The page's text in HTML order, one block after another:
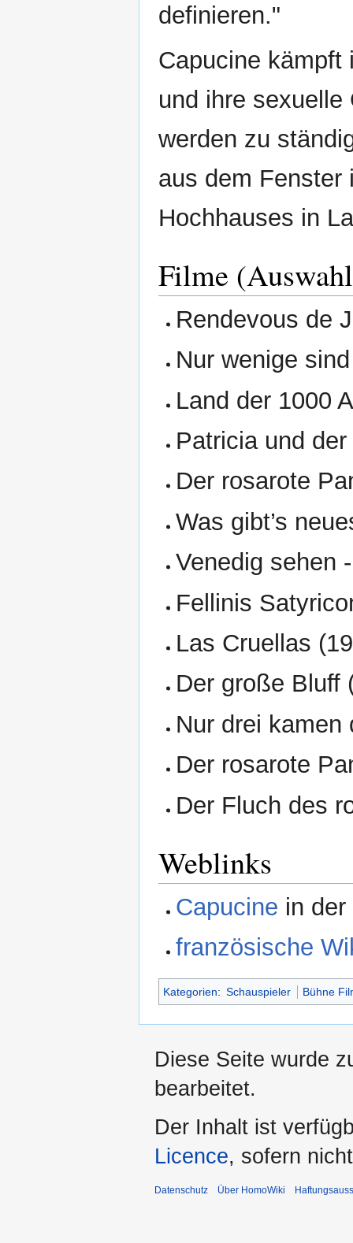
definieren."
Capucine kämpft
und ihre sexuelle
werden zu
aus dem Fenster
Hochhauses in
Filme
Rendevous de
Nur wenige
Land der 1000
Patricia und
Der rosarote
Was gibt’s
Venedig sehen
Fellinis
Las Cruellas
Der große Bluff
Nur drei kamen
Der rosarote
Der Fluch des
Weblinks
Capucine in
französische
Kategorien: Schauspieler Bühne
Diese Seite wurde
bearbeitet.
Der Inhalt ist
Licence, sofern
Datenschutz Über HomoWiki